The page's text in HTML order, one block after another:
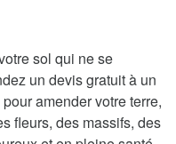
sol qui ne se
un devis gratuit à un
amender votre terre,
fleurs, des massifs, des